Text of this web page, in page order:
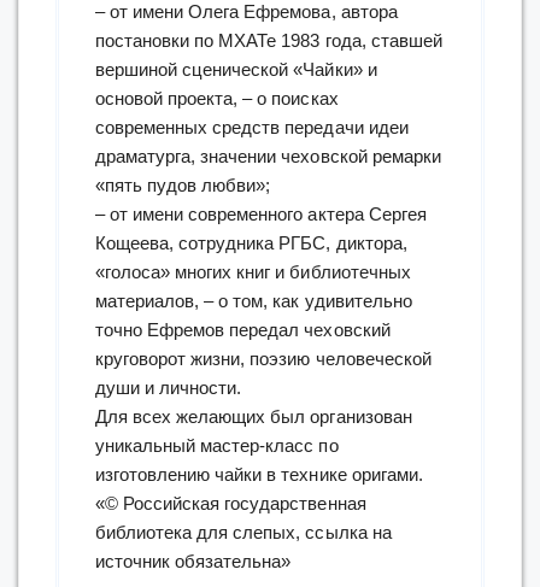
– от имени Олега Ефремова, автора
постановки по МХАТе 1983 года, ставшей
вершиной сценической «Чайки» и
основой проекта, – о поисках
современных средств передачи идеи
драматурга, значении чеховской ремарки
«пять пудов любви»;
– от имени современного актера Сергея
Кощеева, сотрудника РГБС, диктора,
«голоса» многих книг и библиотечных
материалов, – о том, как удивительно
точно Ефремов передал чеховский
круговорот жизни, поэзию человеческой
души и личности.
Для всех желающих был организован
уникальный мастер-класс по
изготовлению чайки в технике оригами.
«© Российская государственная
библиотека для слепых, ссылка на
источник обязательна»